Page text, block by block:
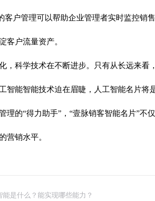
客户管理可以帮助企业管理者实时监控销
客户流量资产。
，科学技术在不断进步。只有从长远来
智能智能技术迫在眉睫，人工智能名片将
理的“得力助手”，“壹脉销客智能名片”
营销水平。
能是什么？能实现哪些能力？